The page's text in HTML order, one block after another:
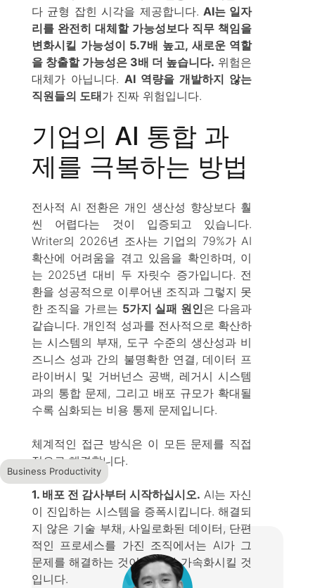
다 균형 잡힌 시각을 제공합니다. AI는 일자
리를 완전히 대체할 가능성보다 직무 책임을
변화시킬 가능성이 5.7배 높고, 새로운 역할
을 창출할 가능성은 3배 더 높습니다. 위험은
대체가 아닙니다.AI 역량을 개발하지 않는
직원들의 도태가 진짜 위험입니다.
기업의 AI 통합 과
제를 극복하는 방법
전사적 AI 전환은 개인 생산성 향상보다 훨
씬 어렵다는 것이 입증되고 있습니다.
Writer의 2026년 조사는 기업의 79%가 AI
확산에 어려움을 겪고 있음을 확인하며, 이
는 2025년 대비 두 자릿수 증가입니다. 전
환을 성공적으로 이루어낸 조직과 그렇지 못
한 조직을 가르는 5가지 실패 원인은 다음과
같습니다. 개인적 성과를 전사적으로 확산하
는 시스템의 부재, 도구 수준의 생산성과 비
즈니스 성과 간의 불명확한 연결, 데이터 프
라이버시 및 거버넌스 공백, 레거시 시스템
과의 통합 문제, 그리고 배포 규모가 확대될
수록 심화되는 비용 통제 문제입니다.
체계적인 접근 방식은 이 모든 문제를 직접
적으로 해결합니다.
1. 배포 전 감사부터 시작하십시오. AI는 자신
이 진입하는 시스템을 증폭시킵니다. 해결되
지 않은 기술 부채, 사일로화된 데이터, 단편
적인 프로세스를 가진 조직에서는 AI가 그
문제를 해결하는 것이 아니라 가속화시킬 것
입니다.
Business Productivity